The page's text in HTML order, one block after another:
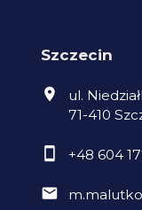
Szczecin
ul.
71-410
+48 604